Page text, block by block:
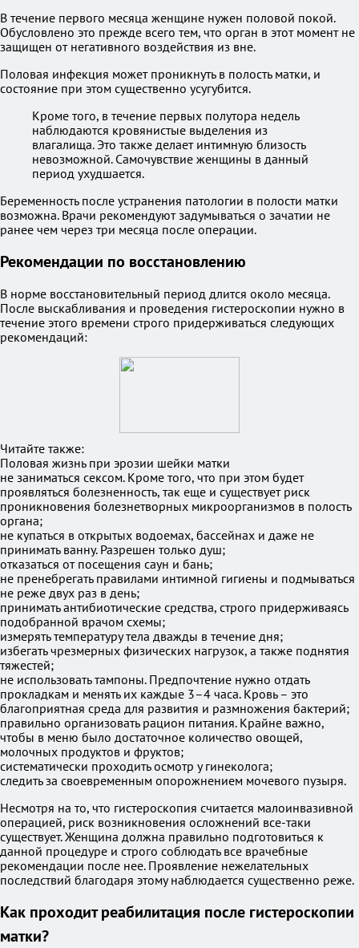
В течение первого месяца женщине нужен половой покой.
Обусловлено это прежде всего тем, что орган в этот момент не
защищен от негативного воздействия из вне.
Половая инфекция может проникнуть в полость матки, и
состояние при этом существенно усугубится.
Кроме того, в течение первых полутора недель
наблюдаются кровянистые выделения из
влагалища. Это также делает интимную близость
невозможной. Самочувствие женщины в данный
период ухудшается.
Беременность после устранения патологии в полости матки
возможна. Врачи рекомендуют задумываться о зачатии не
ранее чем через три месяца после операции.
Рекомендации по восстановлению
В норме восстановительный период длится около месяца.
После выскабливания и проведения гистероскопии нужно в
течение этого времени строго придерживаться следующих
рекомендаций:
Читайте также:
Половая жизнь при эрозии шейки матки
не заниматься сексом. Кроме того, что при этом будет
проявляться болезненность, так еще и существует риск
проникновения болезнетворных микроорганизмов в полость
органа;
не купаться в открытых водоемах, бассейнах и даже не
принимать ванну. Разрешен только душ;
отказаться от посещения саун и бань;
не пренебрегать правилами интимной гигиены и подмываться
не реже двух раз в день;
принимать антибиотические средства, строго придерживаясь
подобранной врачом схемы;
измерять температуру тела дважды в течение дня;
избегать чрезмерных физических нагрузок, а также поднятия
тяжестей;
не использовать тампоны. Предпочтение нужно отдать
прокладкам и менять их каждые 3–4 часа. Кровь – это
благоприятная среда для развития и размножения бактерий;
правильно организовать рацион питания. Крайне важно,
чтобы в меню было достаточное количество овощей,
молочных продуктов и фруктов;
систематически проходить осмотр у гинеколога;
следить за своевременным опорожнением мочевого пузыря.
Несмотря на то, что гистероскопия считается малоинвазивной
операцией, риск возникновения осложнений все-таки
существует. Женщина должна правильно подготовиться к
данной процедуре и строго соблюдать все врачебные
рекомендации после нее. Проявление нежелательных
последствий благодаря этому наблюдается существенно реже.
Как проходит реабилитация после гистероскопии
матки?